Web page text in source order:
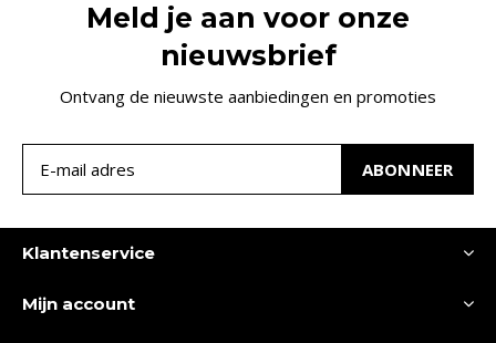
Meld je aan voor onze
nieuwsbrief
Ontvang de nieuwste aanbiedingen en promoties
ABONNEER
Klantenservice
Mijn account